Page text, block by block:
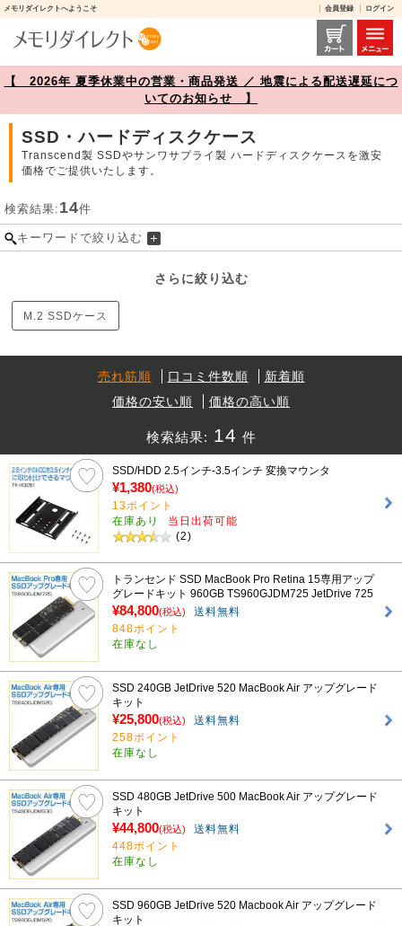
メモリダイレクトへようこそ 会員登録 ログイン
SSD・ハードディスクケース 商品一覧【メモリダイレクト】
【 2026年 夏季休業中の営業・商品発送 ／ 地震による配送遅延につ
いてのお知らせ 】
SSD・ハードディスクケース
Transcend製 SSDやサンワサプライ製 ハードディスクケースを激安
価格でご提供いたします。
検索結果: 14件
キーワードで絞り込む
さらに絞り込む
M.2 SSDケース
売れ筋順 口コミ件数順
新着順
価格の安い順
価格の高い順
検索結果: 14 件
SSD/HDD 2.5インチ-3.5インチ 変換マウンタ
¥1,380(税込)
13ポイント
在庫あり
当日出荷可能
(2)
トランセンド SSD MacBook Pro Retina 15専用アップ
グレードキット 960GB TS960GJDM725 JetDrive 725
¥84,800(税込)
送料無料
848ポイント
在庫なし
SSD 240GB JetDrive 520 MacBook Air アップグレード
キット
¥25,800(税込)
送料無料
258ポイント
在庫なし
SSD 480GB JetDrive 500 MacBook Air アップグレード
キット
¥44,800(税込)
送料無料
448ポイント
在庫なし
SSD 960GB JetDrive 520 Macbook Air アップグレード
キット